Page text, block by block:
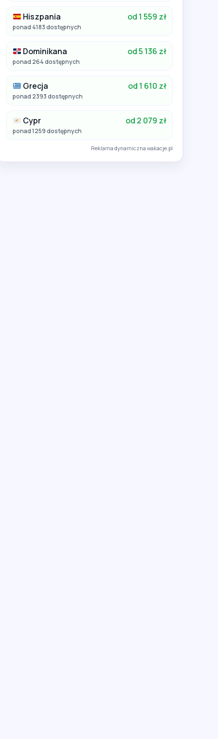
Hiszpania od 1 559 zł
ponad 4183 dostępnych
Dominikana od 5 136 zł
ponad 264 dostępnych
Grecja od 1 610 zł
ponad 2393 dostępnych
Cypr od 2 079 zł
ponad 1259 dostępnych
Reklama dynamiczna wakacje.pl